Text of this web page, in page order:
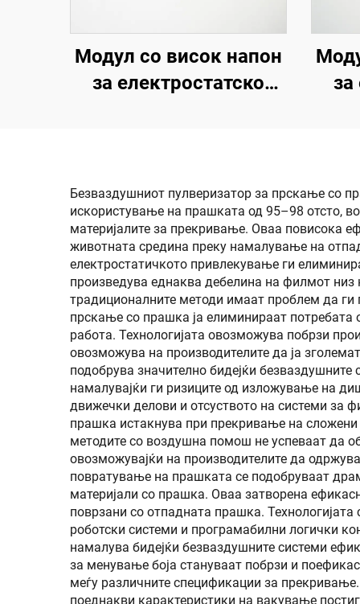
Модул со висок напон
за електростатско
за
Безваздушниот пулверизатор за прскање со
искористување на прашката од 95–98 отсто,
материјалите за прекривање. Оваа повисока
животната средина преку намалување на
електростатичкото привлекување ги
произведува еднаква дебелина на филмот
традиционалните методи имаат проблем да ги
прскање со прашка ја елиминираат
работа. Технологијата овозможува побрзи
овозможува на производителите да ја
подобрува значително бидејќи
намалувајќи ги ризиците од изложување на
движечки делови и отсуството на системи за
прашка истакнува при прекривање на
методите со воздушна помош не успеваат да
овозможувајќи на производителите да
повратување на прашката се подобруваат
материјали со прашка. Оваа затворена
поврзани со отпадната прашка.
роботски системи и програмабилни логички
намалува бидејќи безваздушните системи
за менување боја стануваат побрзи и
меѓу различните спецификации за
поеднакви карактеристики на вакување